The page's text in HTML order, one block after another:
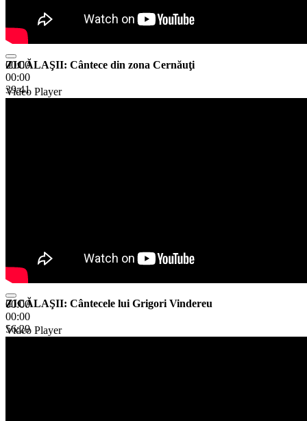
00:00
00:00
39:41
ZICĂLAŞII: Cântece din zona Cernăuţi
Video Player
00:00
00:00
56:29
ZICĂLAŞII: Cântecele lui Grigori Vindereu
Video Player